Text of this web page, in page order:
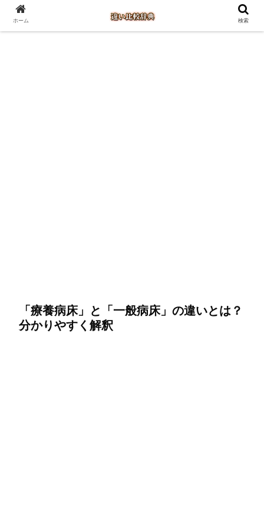
「療養病床」と「一般病床」の違いとは？
分かりやすく解釈
ホーム 検索